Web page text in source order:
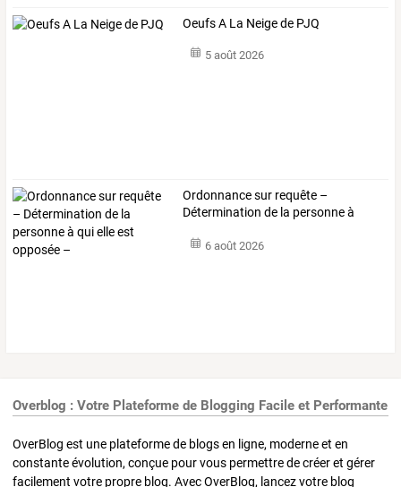
Oeufs A La Neige de PJQ
5 août 2026
Ordonnancesur requête –
Détermination de la personneà
6 août 2026
Overblog : Votre Plateforme de Blogging Facile et Performante
OverBlog est une plateforme de blogs en ligne, moderne et en
constante évolution, conçue pour vous permettre de créer et gérer
facilement votre propre blog. Avec OverBlog, lancez votre blog